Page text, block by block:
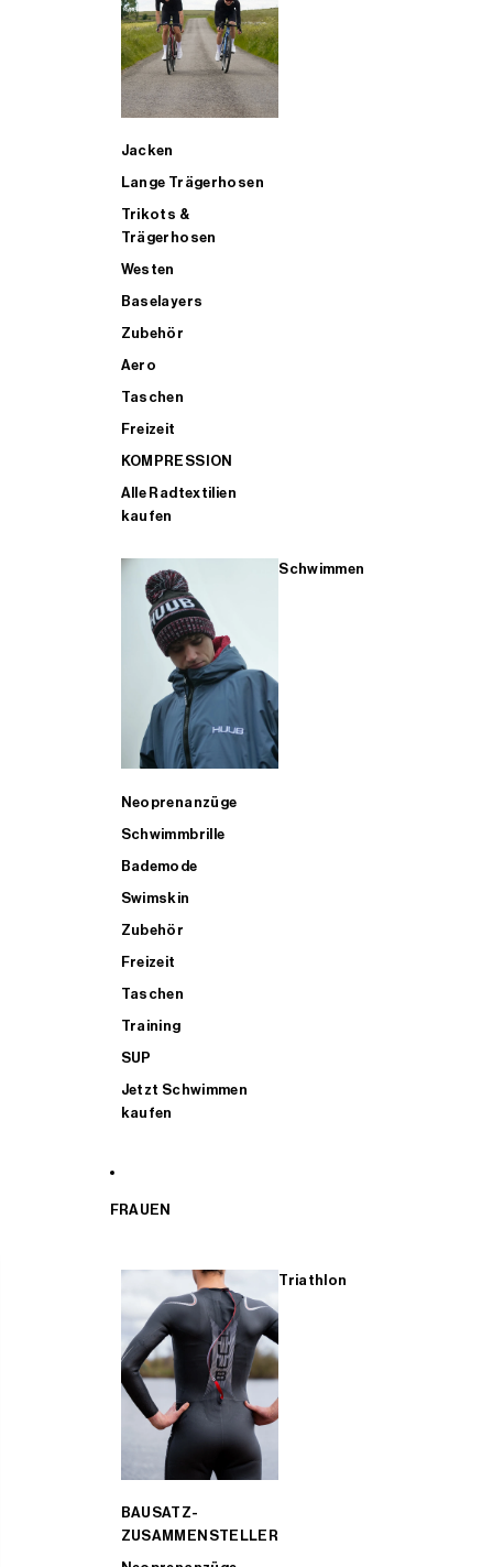
Jacken
Lange Trägerhosen
Trikots &
Trägerhosen
Westen
Baselayers
Zubehör
Aero
Taschen
Freizeit
KOMPRESSION
Alle Radtextilien
kaufen
Schwimmen
Neoprenanzüge
Schwimmbrille
Bademode
Swimskin
Zubehör
Freizeit
Taschen
Training
SUP
Jetzt Schwimmen
kaufen
FRAUEN
Triathlon
BAUSATZ-
ZUSAMMENSTELLER
ALLE TRIATHLONARTIKEL FÜR MÄNNER KAUFEN